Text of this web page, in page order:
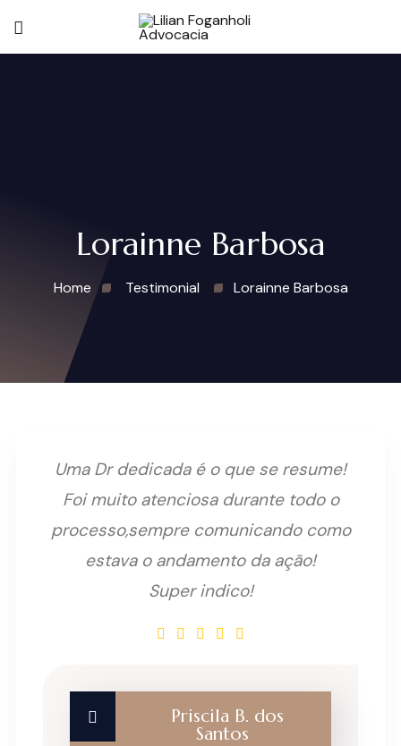
Lorainne Barbosa
Home Testimonial Lorainne Barbosa
Uma Dr dedicada é o que se resume!
Foi muito atenciosa durante todo o
processo,sempre comunicando como
estava o andamento da ação!
Super indico!
Priscila B. dos
Santos